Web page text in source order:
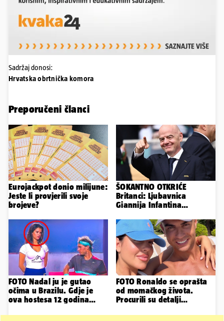
Sadržaj donosi:
Hrvatska obrtnička komora
Preporučeni članci
Eurojackpot donio milijune:
Jeste li provjerili svoje
brojeve?
ŠOKANTNO OTKRIĆE
Britanci: Ljubavnica
Giannija Infantina
FOTO Nadal ju je gutao
očima u Brazilu. Gdje je
ova hostesa 12 godina
FOTO Ronaldo se oprašta
od momačkog života.
Procurili su detalji